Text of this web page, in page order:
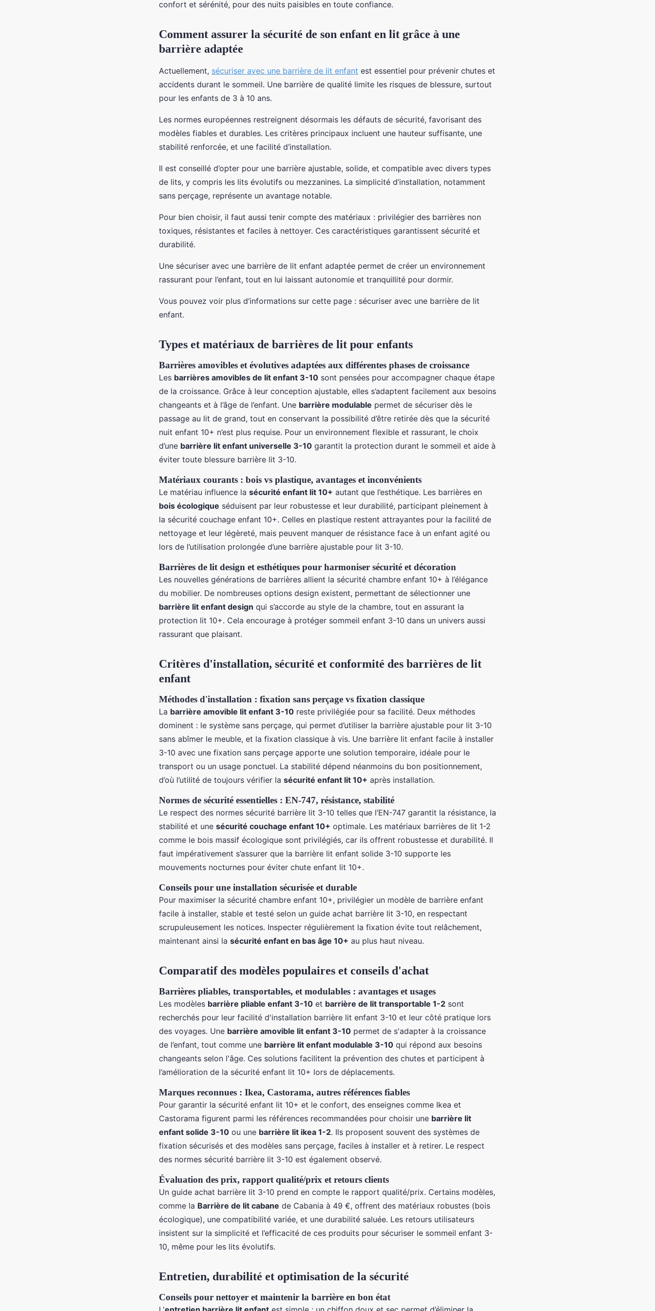
confort et sérénité, pour des nuits paisibles en toute confiance.
Comment assurer la sécurité de son enfant en lit grâce à une
barrière adaptée
Actuellement, sécuriser avec une barrière de lit enfant est essentiel pour prévenir chutes et
accidents durant le sommeil. Une barrière de qualité limite les risques de blessure, surtout
pour les enfants de 3 à 10 ans.
Les normes européennes restreignent désormais les défauts de sécurité, favorisant des
modèles fiables et durables. Les critères principaux incluent une hauteur suffisante, une
stabilité renforcée, et une facilité d’installation.
Il est conseillé d’opter pour une barrière ajustable, solide, et compatible avec divers types
de lits, y compris les lits évolutifs ou mezzanines. La simplicité d’installation, notamment
sans perçage, représente un avantage notable.
Pour bien choisir, il faut aussi tenir compte des matériaux : privilégier des barrières non
toxiques, résistantes et faciles à nettoyer. Ces caractéristiques garantissent sécurité et
durabilité.
Une sécuriser avec une barrière de lit enfant adaptée permet de créer un environnement
rassurant pour l’enfant, tout en lui laissant autonomie et tranquillité pour dormir.
Vous pouvez voir plus d’informations sur cette page : sécuriser avec une barrière de lit
enfant.
Types et matériaux de barrières de lit pour enfants
Barrières amovibles et évolutives adaptées aux différentes phases de croissance
Les barrières amovibles de lit enfant 3-10 sont pensées pour accompagner chaque étape
de la croissance. Grâce à leur conception ajustable, elles s’adaptent facilement aux besoins
changeants et à l’âge de l’enfant. Une barrière modulable permet de sécuriser dès le
passage au lit de grand, tout en conservant la possibilité d’être retirée dès que la sécurité
nuit enfant 10+ n’est plus requise. Pour un environnement flexible et rassurant, le choix
d’une barrière lit enfant universelle 3-10 garantit la protection durant le sommeil et aide à
éviter toute blessure barrière lit 3-10.
Matériaux courants : bois vs plastique, avantages et inconvénients
Le matériau influence la sécurité enfant lit 10+ autant que l’esthétique. Les barrières en
bois écologique séduisent par leur robustesse et leur durabilité, participant pleinement à
la sécurité couchage enfant 10+. Celles en plastique restent attrayantes pour la facilité de
nettoyage et leur légèreté, mais peuvent manquer de résistance face à un enfant agité ou
lors de l’utilisation prolongée d’une barrière ajustable pour lit 3-10.
Barrières de lit design et esthétiques pour harmoniser sécurité et décoration
Les nouvelles générations de barrières allient la sécurité chambre enfant 10+ à l’élégance
du mobilier. De nombreuses options design existent, permettant de sélectionner une
barrière lit enfant design qui s’accorde au style de la chambre, tout en assurant la
protection lit 10+. Cela encourage à protéger sommeil enfant 3-10 dans un univers aussi
rassurant que plaisant.
Critères d'installation, sécurité et conformité des barrières de lit
enfant
Méthodes d'installation : fixation sans perçage vs fixation classique
La barrière amovible lit enfant 3-10 reste privilégiée pour sa facilité. Deux méthodes
dominent : le système sans perçage, qui permet d’utiliser la barrière ajustable pour lit 3-10
sans abîmer le meuble, et la fixation classique à vis. Une barrière lit enfant facile à installer
3-10 avec une fixation sans perçage apporte une solution temporaire, idéale pour le
transport ou un usage ponctuel. La stabilité dépend néanmoins du bon positionnement,
d’où l’utilité de toujours vérifier la sécurité enfant lit 10+ après installation.
Normes de sécurité essentielles : EN-747, résistance, stabilité
Le respect des normes sécurité barrière lit 3-10 telles que l’EN-747 garantit la résistance, la
stabilité et une sécurité couchage enfant 10+ optimale. Les matériaux barrières de lit 1-2
comme le bois massif écologique sont privilégiés, car ils offrent robustesse et durabilité. Il
faut impérativement s’assurer que la barrière lit enfant solide 3-10 supporte les
mouvements nocturnes pour éviter chute enfant lit 10+.
Conseils pour une installation sécurisée et durable
Pour maximiser la sécurité chambre enfant 10+, privilégier un modèle de barrière enfant
facile à installer, stable et testé selon un guide achat barrière lit 3-10, en respectant
scrupuleusement les notices. Inspecter régulièrement la fixation évite tout relâchement,
maintenant ainsi la sécurité enfant en bas âge 10+ au plus haut niveau.
Comparatif des modèles populaires et conseils d'achat
Barrières pliables, transportables, et modulables : avantages et usages
Les modèles barrière pliable enfant 3-10 et barrière de lit transportable 1-2 sont
recherchés pour leur facilité d'installation barrière lit enfant 3-10 et leur côté pratique lors
des voyages. Une barrière amovible lit enfant 3-10 permet de s'adapter à la croissance
de l’enfant, tout comme une barrière lit enfant modulable 3-10 qui répond aux besoins
changeants selon l'âge. Ces solutions facilitent la prévention des chutes et participent à
l’amélioration de la sécurité enfant lit 10+ lors de déplacements.
Marques reconnues : Ikea, Castorama, autres références fiables
Pour garantir la sécurité enfant lit 10+ et le confort, des enseignes comme Ikea et
Castorama figurent parmi les références recommandées pour choisir une barrière lit
enfant solide 3-10 ou une barrière lit ikea 1-2. Ils proposent souvent des systèmes de
fixation sécurisés et des modèles sans perçage, faciles à installer et à retirer. Le respect
des normes sécurité barrière lit 3-10 est également observé.
Évaluation des prix, rapport qualité/prix et retours clients
Un guide achat barrière lit 3-10 prend en compte le rapport qualité/prix. Certains modèles,
comme la Barrière de lit cabane de Cabania à 49 €, offrent des matériaux robustes (bois
écologique), une compatibilité variée, et une durabilité saluée. Les retours utilisateurs
insistent sur la simplicité et l’efficacité de ces produits pour sécuriser le sommeil enfant 3-
10, même pour les lits évolutifs.
Entretien, durabilité et optimisation de la sécurité
Conseils pour nettoyer et maintenir la barrière en bon état